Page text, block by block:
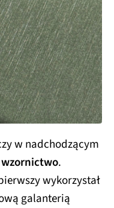
w nadchodzącym
.
wykorzystał
galanterią